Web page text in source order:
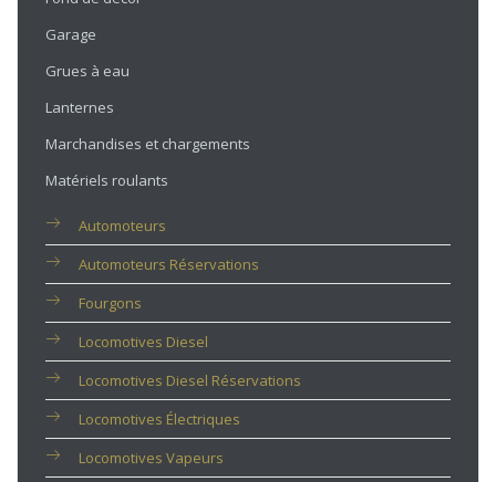
Garage
Grues à eau
Lanternes
Marchandises et chargements
Matériels roulants
Automoteurs
Automoteurs Réservations
Fourgons
Locomotives Diesel
Locomotives Diesel Réservations
Locomotives Électriques
Locomotives Vapeurs